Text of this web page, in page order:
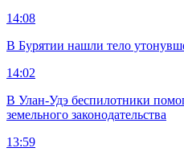
14:08
В Бурятии нашли тело
14:02
В Улан-Удэ беспилотники
земельного законодательства
13:59